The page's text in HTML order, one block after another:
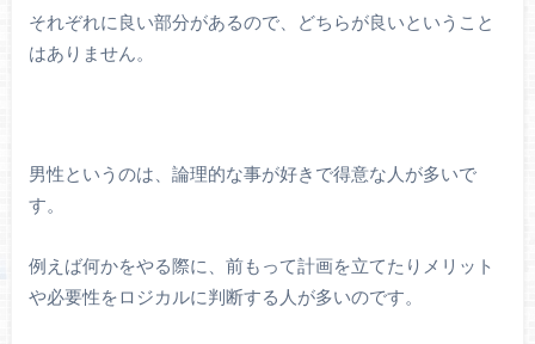
それぞれに良い部分があるので、どちらが良いということ
はありません。
男性というのは、論理的な事が好きで得意な人が多いで
す。
例えば何かをやる際に、前もって計画を立てたりメリット
や必要性をロジカルに判断する人が多いのです。